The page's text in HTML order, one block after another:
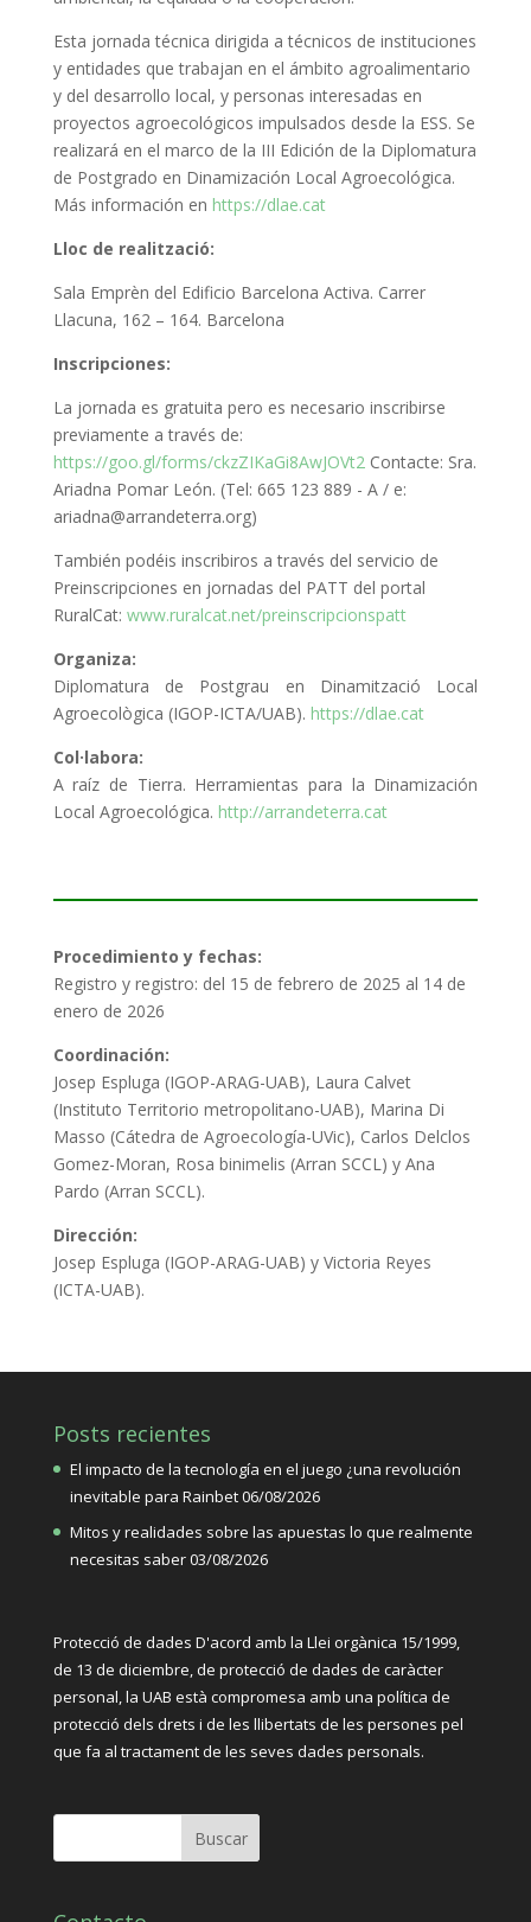
Esta jornada técnica dirigida a técnicos de instituciones
y entidades que trabajan en el ámbito agroalimentario
y del desarrollo local, y personas interesadas en
proyectos agroecológicos impulsados ​​desde la ESS. Se
realizará en el marco de la III Edición de la Diplomatura
de Postgrado en Dinamización Local Agroecológica.
Más información en https://dlae.cat
Lloc de realització:
Sala Emprèn del Edificio Barcelona Activa. Carrer
Llacuna, 162 – 164. Barcelona
Inscripciones:
La jornada es gratuita pero es necesario inscribirse
previamente a través de:
https://goo.gl/forms/ckzZIKaGi8AwJOVt2Contacte: Sra.
Ariadna Pomar León. (Tel: 665 123 889 - A / e:
ariadna@arrandeterra.org)
También podéis inscribiros a través del servicio de
Preinscripciones en jornadas del PATT del portal
RuralCat: www.ruralcat.net/preinscripcionspatt
Organiza:
Diplomatura de Postgrau en Dinamització Local
Agroecològica (IGOP-ICTA/UAB). https://dlae.cat
Col·labora:
A raíz de Tierra. Herramientas para la Dinamización
Local Agroecológica. http://arrandeterra.cat
Procedimiento y fechas:
Registro y registro: del 15 de febrero de 2025 al 14 de
enero de 2026
Coordinación:
Josep Espluga (IGOP-ARAG-UAB), Laura Calvet
(Instituto Territorio metropolitano-UAB), Marina Di
Masso (Cátedra de Agroecología-UVic), Carlos Delclos
Gomez-Moran, Rosa binimelis (Arran SCCL) y Ana
Pardo (Arran SCCL).
Dirección:
Josep Espluga (IGOP-ARAG-UAB) y Victoria Reyes
(ICTA-UAB).
Posts recientes
El impacto de la tecnología en el juego ¿una revolución
inevitable para Rainbet06/08/2026
Mitos y realidades sobre las apuestas lo que realmente
necesitas saber03/08/2026
Protecció de dades D'acord amb la Llei orgànica 15/1999,
de 13 de diciembre, de protecció de dades de caràcter
personal, la UAB està compromesa amb una política de
protecció dels drets i de les llibertats de les persones pel
que fa al tractament de les seves dades personals.